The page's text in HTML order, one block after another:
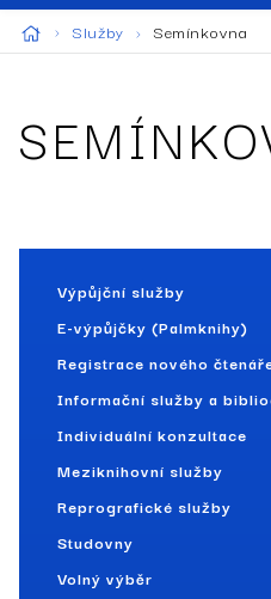
Služby Semínkovna
Výpůjční služby
E-výpůjčky (Palmknihy)
Registrace nového
Informační služby a
Individuální konzultace
Meziknihovní služby
Reprografické služby
Studovny
Volný výběr